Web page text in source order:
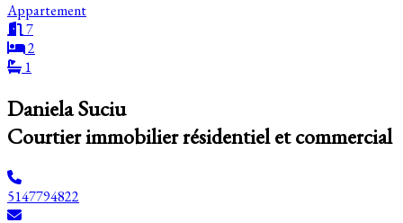
Appartement
7
2
1
Daniela Suciu
Courtier immobilier résidentiel et commercial
5147794822